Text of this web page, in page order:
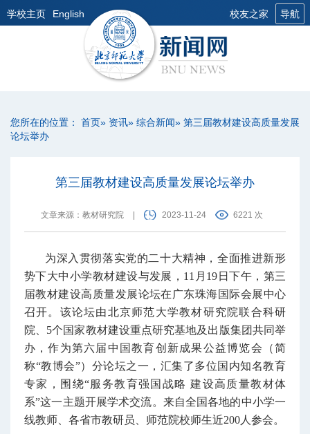
学校主页 English 校友之家 导航
您所在的位置： 首页» 资讯» 综合新闻» 第三届教材建设高质量发展
论坛举办
第三届教材建设高质量发展论坛举办
文章来源：教材研究院 2023-11-24 6221 次
为深入贯彻落实党的二十大精神，全面推进新形
势下大中小学教材建设与发展，11月19日下午，第三
届教材建设高质量发展论坛在广东珠海国际会展中心
召开。该论坛由北京师范大学教材研究院联合科研
院、5个国家教材建设重点研究基地及出版集团共同举
办，作为第六届中国教育创新成果公益博览会（简
称“教博会”）分论坛之一，汇集了多位国内知名教育
专家，围绕“服务教育强国战略 建设高质量教材体
系”这一主题开展学术交流。来自全国各地的中小学一
线教师、各省市教研员、师范院校师生近200人参会。